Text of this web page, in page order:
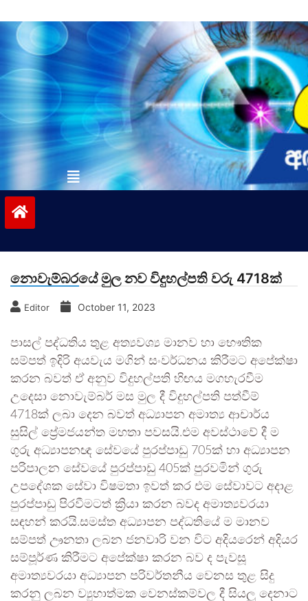
to
contentvinivida.lk
නොවැම්බරයේ මුල නව විදුහල්පති වරු 4718ක්
Editor October 11, 2023
පාසල් පද්ධතිය තුළ අත්‍යවශ්‍ය මානව හා භෞතික
සම්පත් ඉදිරි අයවැය මගින් සංවර්ධනය කිරීමට අපේක්ෂා
කරන බවත් ඒ අනුව විදුහල්පති හිඟය මගහැරවීම
උදෙසා නොවැම්බර් මස මුල දී විදුහල්පති පත්වීම්
4718ක් ලබා දෙන බවත් අධ්‍යාපන අමාත්‍ය ආචාර්ය
සුසිල් ප්‍රේමජයන්ත මහතා පවසයි.එම අවස්ථාවේ දී ම
ගුරු අධ්‍යාපනඥ සේවයේ පුරප්පාඩු 705ක් හා අධ්‍යාපන
පරිපාලන සේවයේ පුරප්පාඩු 405ක් පුරවමින් ගුරු
උපදේශක සේවා විෂමතා ඉවත් කර එම සේවාවට අදාළ
පුරප්පාඩු පිරවීමටත් ක්‍රියා කරන බවද අමාත්‍යවරයා
සඳහන් කරයි.සමස්ත අධ්‍යාපන පද්ධතියේ ම මානව
සම්පත් ඌනතා ලබන ජනවාරි වන විට අදියරෙන් අදියර
සම්පූර්ණ කිරීමට අපේක්ෂා කරන බව ද පැවසූ
අමාත්‍යවරයා අධ්‍යාපන පරිවර්තනීය වෙනස තුළ සිදු
කරනු ලබන ව්‍යුහාත්මක වෙනස්කම්වල දී සියලු දෙනාට